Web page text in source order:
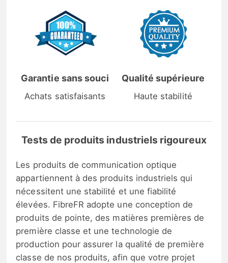
Garantie sans souci
Achats satisfaisants
Qualité supérieure
Haute stabilité
Tests de produits industriels rigoureux
Les produits de communication optique
appartiennent à des produits industriels qui
nécessitent une stabilité et une fiabilité
élevées. FibreFR adopte une conception de
produits de pointe, des matières premières de
première classe et une technologie de
production pour assurer la qualité de première
classe de nos produits, afin que votre projet